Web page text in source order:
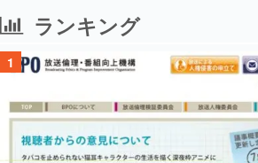
ランキング
1